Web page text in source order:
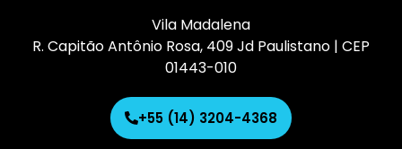
Vila Madalena
R. Capitão Antônio Rosa, 409 Jd Paulistano | CEP
01443-010
+55 (14) 3204-4368